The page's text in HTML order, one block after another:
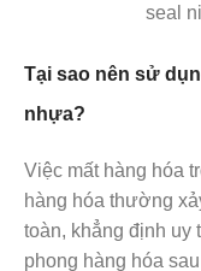
seal niêm
Tại sao nên sử
nhựa?
Việc mất hàng hóa
hàng hóa thường
toàn, khẳng định uy
phong hàng hóa